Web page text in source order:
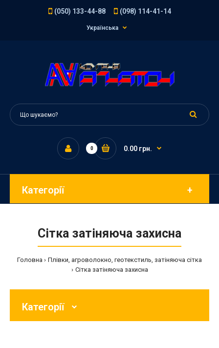
(050) 133-44-88 (098) 114-41-14
Українська
0 0.00 грн.
Категорії
Сітка затіняюча захисна
Головна
Плівки, агроволокно, геотекстиль, затіняюча сітка
Сітка затіняюча захисна
Категорії